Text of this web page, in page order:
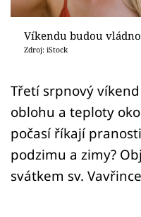
Sledujte nás
Víkendu budou
Zdroj: iStock
Třetí srpnový
oblohu a teploty
počasí říkají
podzimu a zimy?
svátkem sv.